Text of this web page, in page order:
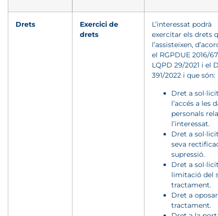
Drets
Exercici de
drets
L’interessat podrà
exercitar els drets
l’assisteixen,
el RGPDUE 2016/
LQPD 29/2021 i el
391/2022 i que són:
Dret a
l’accés a les
personals
l’interessat.
Dret a
seva
supressió.
Dret a
limitació del
tractament.
Dret a
tractament.